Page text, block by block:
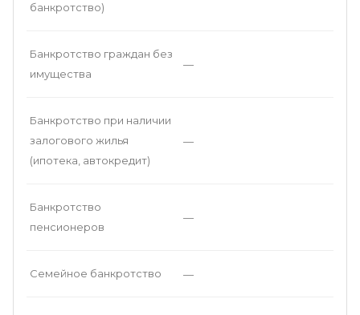
банкротство)
Банкротство граждан без
имущества
—
Банкротство при наличии
залогового жилья
(ипотека, автокредит)
—
Банкротство
пенсионеров
—
Семейное банкротство —